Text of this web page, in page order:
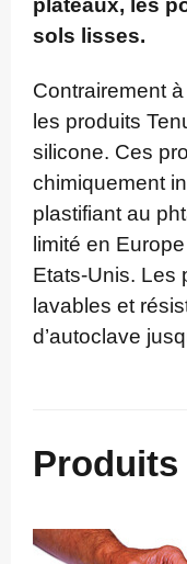
sols lisses.
Contra­irement
les produits
silicone. Ces
chimiquement
plastifiant au
limité en
Etats-Unis.­ Les
lavables et
d’autoclave
Produits